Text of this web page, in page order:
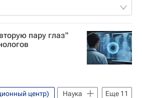
пару глаз"
Еще 11
центр)
Наука